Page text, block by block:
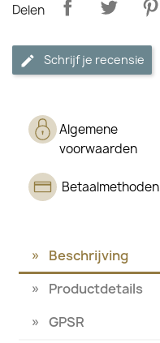
Delen
Schrijf je recensie
Algemene
voorwaarden
Betaalmethoden
Beschrijving
Productdetails
GPSR